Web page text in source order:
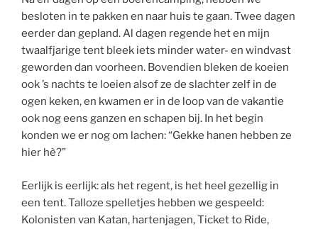
besloten in te pakken en naar huis te gaan. Twee dagen
eerder dan gepland. Al dagen regende het en mijn
twaalfjarige tent bleek iets minder water- en windvast
geworden dan voorheen. Bovendien bleken de koeien
ook ’s nachts te loeien alsof ze de slachter zelf in de
ogen keken, en kwamen er in de loop van de vakantie
ook nog eens ganzen en schapen bij. In het begin
konden we er nog om lachen: “Gekke hanen hebben ze
hier hè?”
Eerlijk is eerlijk: als het regent, is het heel gezellig in
een tent. Talloze spelletjes hebben we gespeeld:
Kolonisten van Katan, hartenjagen, Ticket to Ride,